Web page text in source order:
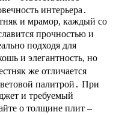
интерьера․
и мрамор, каждый со
прочностью и
подходя для
и элегантность, но
же отличается
палитрой․ При
и требуемый
о толщине плит –